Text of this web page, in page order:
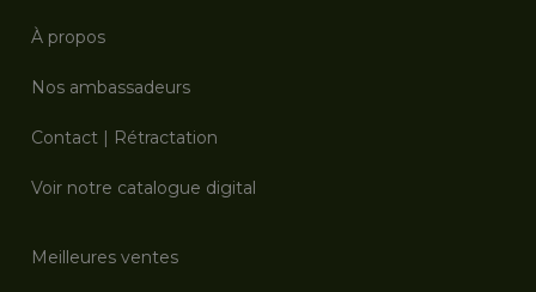
À propos
Nos ambassadeurs
Contact | Rétractation
Voir notre catalogue digital
Meilleures ventes